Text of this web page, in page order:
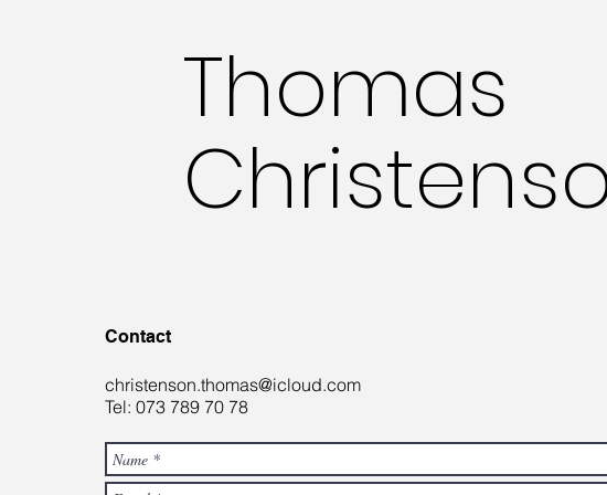
Thomas
Contact
christenson.thomas@icloud.com
Tel: 073 789 70 78